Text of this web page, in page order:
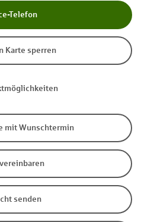
Telefon
Karte sperren
mit Wunschtermin
senden